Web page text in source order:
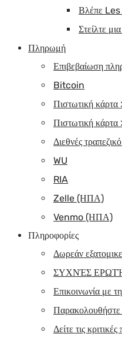
Βλέπε
Στείλτε
Πληρωμή
Επιβεβαίωση
Bitcoin
Πιστωτική
Πιστωτική
Διεθνές
WU
RIA
Zelle (ΗΠΑ)
Venmo (ΗΠΑ)
Πληροφορίες
Δωρεάν
ΣΥΧΝΈΣ
Επικοινωνία με
Παρακολουθήστε
Δείτε τις